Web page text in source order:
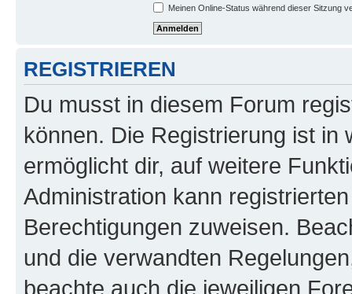
Meinen Online-Status während dieser Sitzung
REGISTRIEREN
Du musst in diesem Forum
können. Die Registrierung ist in
ermöglicht dir, auf weitere
Administration kann
Berechtigungen zuweisen.
und die verwandten
beachte auch die jeweiligen